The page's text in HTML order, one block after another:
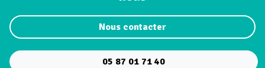
Nous contacter
05 87 01 71 40